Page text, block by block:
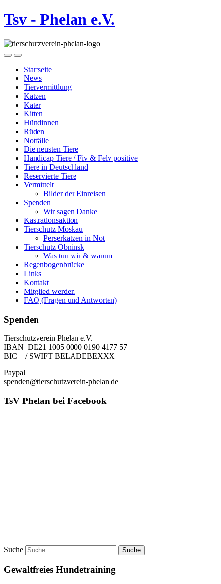
Tsv - Phelan e.V.
Startseite
News
Tiervermittlung
Katzen
Kater
Kitten
Hündinnen
Rüden
Notfälle
Die neusten Tiere
Handicap Tiere / Fiv & Felv positive
Tiere in Deutschland
Reservierte Tiere
Vermittelt
Bilder der Einreisen
Spenden
Wir sagen Danke
Kastrationsaktion
Tierschutz Moskau
Perserkatzen in Not
Tierschutz Obninsk
Was tun wir & warum
Regenbogenbrücke
Links
Kontakt
Mitglied werden
FAQ (Fragen und Antworten)
Spenden
Tierschutzverein Phelan e.V.
IBAN DE21 1005 0000 0190 4177 57
BIC – / SWIFT BELADEBEXXX
Paypal
spenden@tierschutzverein-phelan.de
TsV Phelan bei Facebook
Suche
Gewaltfreies Hundetraining